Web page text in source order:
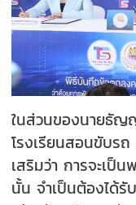
ในส่วนของนายธั
โรงเรียนสอนขับร
เสริมว่า การจะเป็
นั้น จำเป็นต้องได้